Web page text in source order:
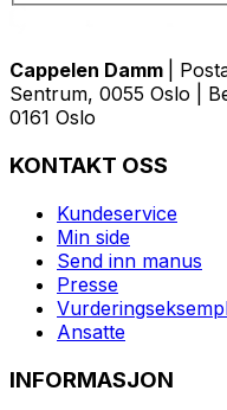
Cappelen Damm
|
Sentrum, 0055 Oslo |
0161 Oslo
KONTAKT OSS
Kundeservice
Min side
Send inn manus
Presse
Ansatte
INFORMASJON